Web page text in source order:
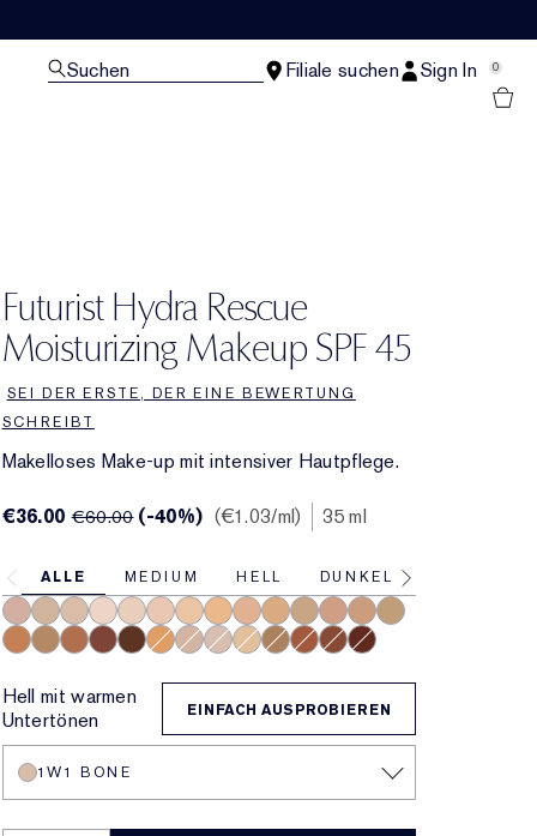
Suchen Filiale suchen Sign In 0
Futurist Hydra Rescue
Moisturizing Makeup SPF 45
SEI DER ERSTE, DER EINE BEWERTUNG
SCHREIBT
Makelloses Make-up mit intensiver Hautpflege.
€36.00€60.00 (-40%) €1.03/ml 35 ml
ALLE MEDIUM HELL DUNKEL
3C2 Pebble
2N2 Buff
1W1 Bone
1N0 Porcelain
1N2 Ecru
2C3 Fresco
2N1 Desert Beige
2W1 Dawn
3N1 Ivory Beige
3W1 Tawny
3W2 Cashew
3N2 Wheat
4N1 Shell Beige
4N2 Spiced Sand
Hell mit warmen
Untertönen
EINFACH AUSPROBIEREN
1W1 BONE